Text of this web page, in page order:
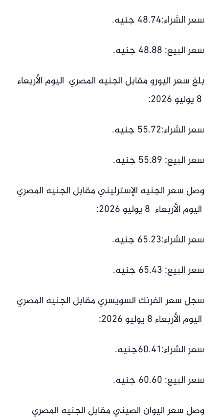
سعر الشراء:48.74 جنيه.
سعر البيع: 48.88 جنيه.
بلغ سعر اليورو مقابل الجنيه المصري اليوم الأربعاء
سعر الشراء:55.72 جنيه.
سعر البيع: 55.89 جنيه.
وصل سعر الجنيه الإسترليني مقابل الجنيه المصري
اليوم الأربعاء 8 يوليو 2026:
سعر الشراء:65.23 جنيه.
سعر البيع: 65.43 جنيه.
سجل سعر الفرنك السويسري مقابل الجنيه المصري
اليوم الأربعاء 8 يوليو 2026:
سعر الشراء:60.41جنيه.
سعر البيع: 60.60 جنيه.
وصل سعر اليوان الصيني مقابل الجنيه المصري